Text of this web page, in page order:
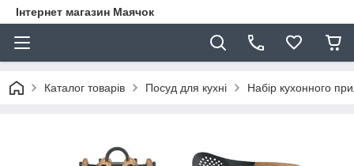
Інтернет магазин Маячок
Каталог товарів Посуд для кухні Набір кухонного